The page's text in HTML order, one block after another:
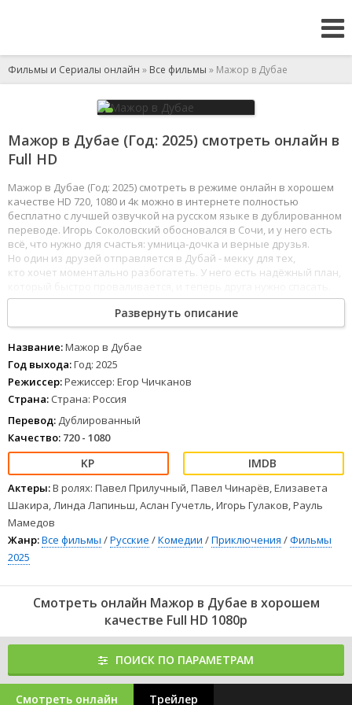
Фильмы и Сериалы онлайн » Все фильмы » Мажор в Дубае
Мажор в Дубае (Год: 2025) смотреть онлайн в
Full HD
Мажор в Дубае (Год: 2025) смотреть в режиме онлайн в хорошем
качестве HD 720, 1080 и 4к можно в интернете полностью
бесплатно с лучшей озвучкой на русском языке в дублированном
переводе. Игорь Соколовский обосновался в Сочи, и у него есть
всё, что нужно для счастья: умница-дочка и верные друзья.
Но один из друзей отправляется в Дубай - мекку для тех,
кто хочет моментально разбогатеть. У него есть надёжный план,
Так Мажор и его друзья оказываются посреди аферы
международных мошенников.
12345 678
Развернуть описание
Название:Мажор в Дубае
Год выхода:Год: 2025
Режиссер:Режиссер: Егор Чичканов
Страна: Страна: Россия
Перевод: Дублированный
Качество: 720 - 1080
Актеры:В ролях: Павел Прилучный, Павел Чинарёв, Елизавета
Шакира, Линда Лапиньш, Аслан Гучетль, Игорь Гулаков, Рауль
Мамедов
Жанр:Все фильмы /Русские /Комедии /Приключения /Фильмы
2025
Смотреть онлайн Мажор в Дубае в хорошем
качестве Full HD 1080p
ПОИСК ПО ПАРАМЕТРАМ
Смотреть онлайн Трейлер